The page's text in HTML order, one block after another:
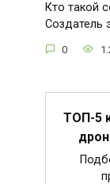
Кто такой
Создатель
0
ТОП-5